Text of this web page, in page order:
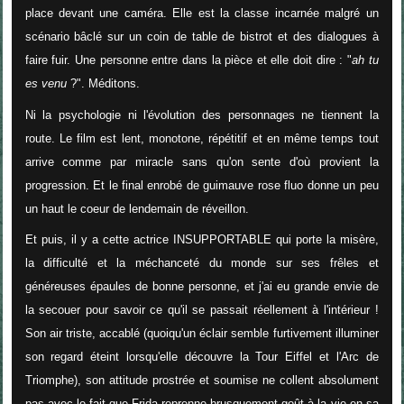
place devant une caméra. Elle est la classe incarnée malgré un
scénario bâclé sur un coin de table de bistrot et des dialogues à
faire fuir. Une personne entre dans la pièce et elle doit dire : "ah tu
es venu?". Méditons.
Ni la psychologie ni l'évolution des personnages ne tiennent la
route. Le film est lent, monotone, répétitif et en même temps tout
arrive comme par miracle sans qu'on sente d'où provient la
progression. Et le final enrobé de guimauve rose fluo donne un peu
un haut le coeur de lendemain de réveillon.
Et puis, il y a cette actrice INSUPPORTABLE qui porte la misère,
la difficulté et la méchanceté du monde sur ses frêles et
généreuses épaules de bonne personne, et j'ai eu grande envie de
la secouer pour savoir ce qu'il se passait réellement à l'intérieur !
Son air triste, accablé (quoiqu'un éclair semble furtivement illuminer
son regard éteint lorsqu'elle découvre la Tour Eiffel et l'Arc de
Triomphe), son attitude prostrée et soumise ne collent absolument